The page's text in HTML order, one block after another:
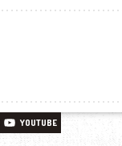
YOUTUBE